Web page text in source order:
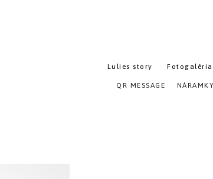
Lulies story Fotogaléria
QR MESSAGE